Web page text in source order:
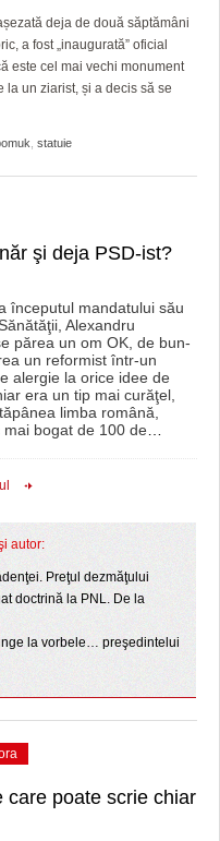
deja de două săptămâni
a fost „inaugurată” oficial
este cel mai vechi monument
la un ziarist, și a decis să se
statuie
şi deja PSD-ist?
începutul mandatului său
Alexandru
părea un om OK, de bun-
un reformist într-un
alergie la orice idee de
era un tip mai curăţel,
limba română,
bogat de 100 de…
autor:
Preţul dezmăţului
doctrină la PNL. De la
la vorbele… preşedintelui
care poate scrie chiar